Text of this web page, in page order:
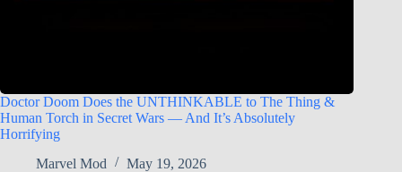
Doctor Doom Does the UNTHINKABLE to The Thing &
Human Torch in Secret Wars — And It’s Absolutely
Horrifying
Marvel Mod
May 19, 2026